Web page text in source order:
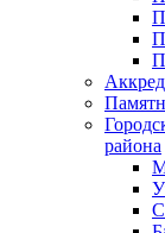
района